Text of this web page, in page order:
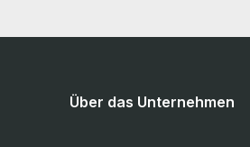
Über das Unternehmen